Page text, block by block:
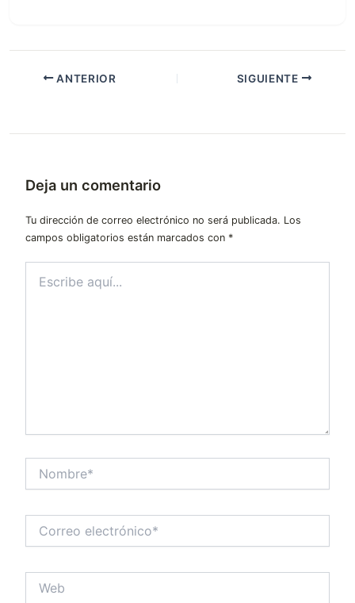
ANTERIOR SIGUIENTE
Deja un comentario
Tu dirección de correo electrónico no será publicada. Los
campos obligatorios están marcados con *
aquí...
electrónico*